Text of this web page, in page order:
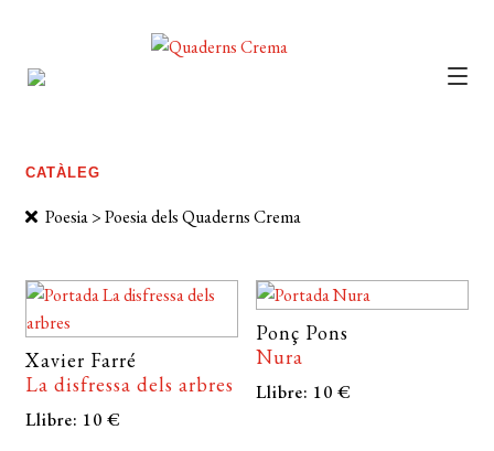
NOTÍCIES
FOREIGN RIGHTS
DISTRIBUCIÓ
CONTACTE
CATÀLEG
Poesia > Poesia dels Quaderns Crema
Xavier Farré
La disfressa dels arbres
Llibre: 10 €
Ponç Pons
Nura
Llibre: 10 €